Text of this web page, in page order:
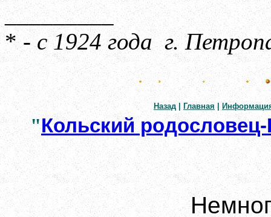
_________
* -с 1924 года г.
Назад | Главная |
"Кольский родословец-